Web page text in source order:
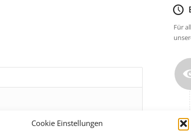
Cookie Einstellungen
Für